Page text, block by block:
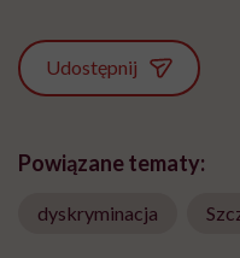
Udostępnij
Powiązane tematy:
dyskryminacja